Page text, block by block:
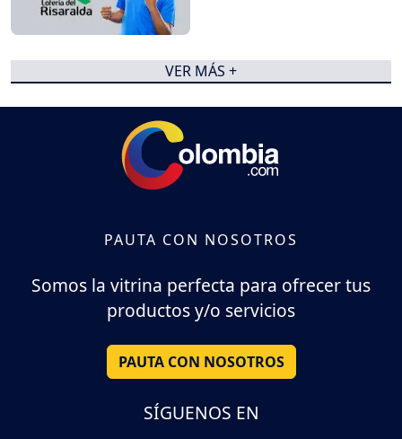
VER MÁS +
PAUTA CON NOSOTROS
Somos la vitrina perfecta para ofrecer tus
productos y/o servicios
PAUTA CON NOSOTROS
SÍGUENOS EN